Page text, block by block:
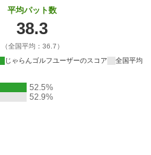
平均パット数
38.3
（全国平均：36.7）
じゃらんゴルフユーザーのスコア
全国平均
52.5%
52.9%